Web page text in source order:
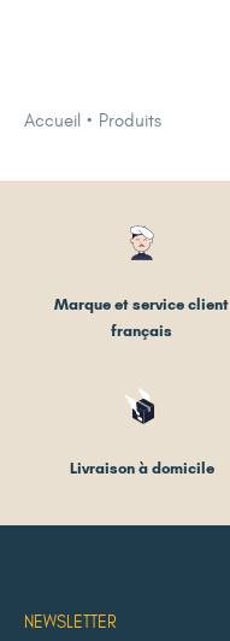
Accueil Produits
Marque et service client
français
Livraison à domicile
NEWSLETTER